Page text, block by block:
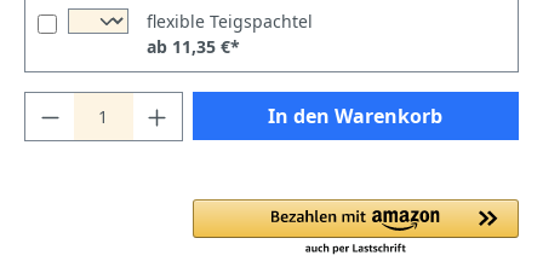
flexible Teigspachtel
ab 11,35 €*
In den Warenkorb